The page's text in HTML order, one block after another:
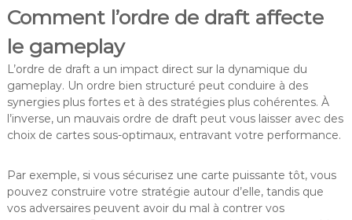
Comment l’ordre de draft affecte
le gameplay
L’ordre de draft a un impact direct sur la dynamique du
gameplay. Un ordre bien structuré peut conduire à des
synergies plus fortes et à des stratégies plus cohérentes. À
l’inverse, un mauvais ordre de draft peut vous laisser avec des
choix de cartes sous-optimaux, entravant votre performance.
Par exemple, si vous sécurisez une carte puissante tôt, vous
pouvez construire votre stratégie autour d’elle, tandis que
vos adversaires peuvent avoir du mal à contrer vos